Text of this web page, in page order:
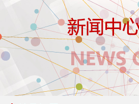
陈腐垃圾处理设备...